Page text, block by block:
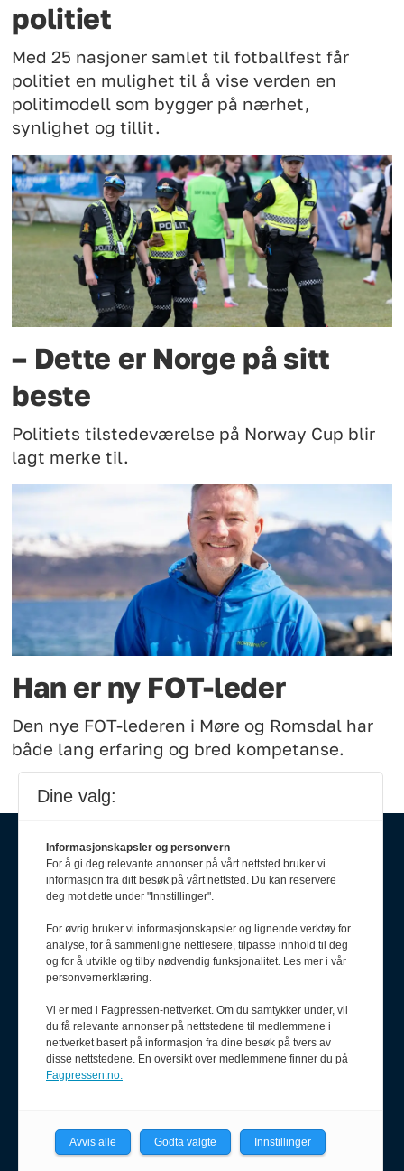
politiet
Med 25 nasjoner samlet til fotballfest får
politiet en mulighet til å vise verden en
politimodell som bygger på nærhet,
synlighet og tillit.
– Dette er Norge på sitt
beste
Politiets tilstedeværelse på Norway Cup blir
lagt merke til.
Han er ny FOT-leder
Den nye FOT-lederen i Møre og Romsdal har
både lang erfaring og bred kompetanse.
Om oss
uavhengig fagblad som drives
etter Vær varsom-plakaten og
Redaktørplakaten.
Dine valg:
Informasjonskapsler og personvern
For å gi deg relevante annonser på vårt nettsted bruker vi
informasjon fra ditt besøk på vårt nettsted. Du kan reservere
deg mot dette under "Innstillinger".
For øvrig bruker vi informasjonskapsler og lignende verktøy for
analyse, for å sammenligne nettlesere, tilpasse innhold til deg
og for å utvikle og tilby nødvendig funksjonalitet. Les mer i vår
personvernerklæring.
Vi er med i Fagpressen-nettverket. Om du samtykker under, vil
du få relevante annonser på nettstedene til medlemmene i
nettverket basert på informasjon fra dine besøk på tvers av
disse nettstedene. En oversikt over medlemmene finner du på
Fagpressen.no.
Avvis alle Godta valgte Innstillinger